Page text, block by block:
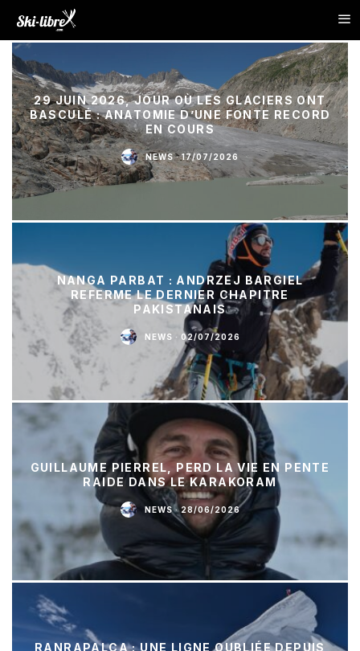
29 JUIN 2026, JOUR OÙ LES GLACIERS ONT
BASCULÉ : ANATOMIE D’UNE FONTE RECORD
EN COURS
NEWS · 17/07/2026
NANGA PARBAT : ANDRZEJ BARGIEL
REFERME LE DERNIER CHAPITRE
PAKISTANAIS
NEWS · 02/07/2026
GUILLAUME PIERREL, PERD LA VIE EN PENTE
RAIDE DANS LE KARAKORAM
NEWS · 28/06/2026
RANRAPALCA : UNE LIGNE OUBLIÉE DEPUIS